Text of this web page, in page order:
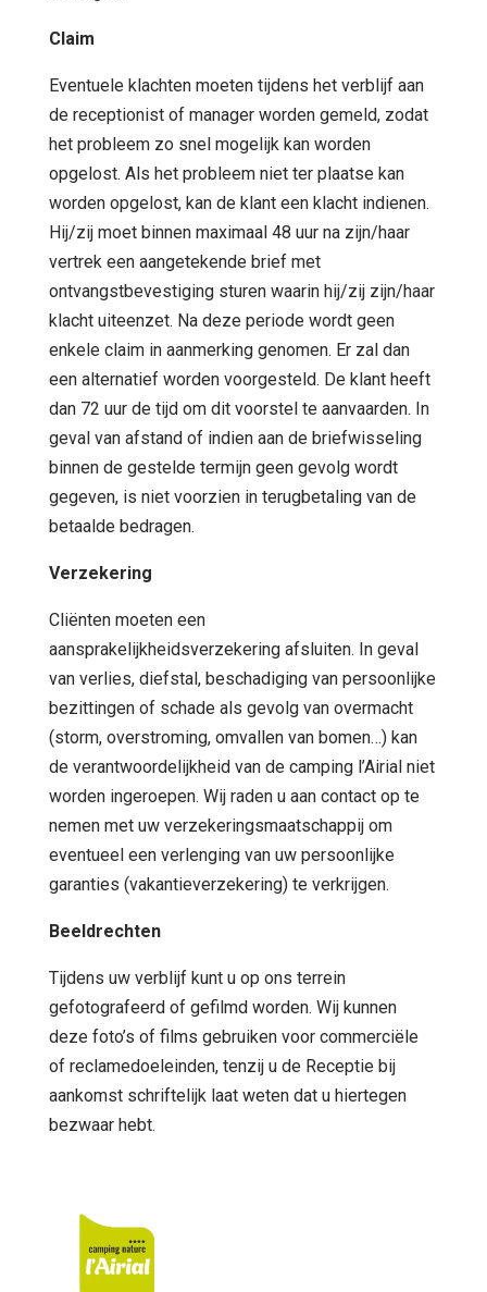
Claim
Eventuele klachten moeten tijdens het verblijf aan
de receptionist of manager worden gemeld, zodat
het probleem zo snel mogelijk kan worden
opgelost. Als het probleem niet ter plaatse kan
worden opgelost, kan de klant een klacht indienen.
Hij/zij moet binnen maximaal 48 uur na zijn/haar
vertrek een aangetekende brief met
ontvangstbevestiging sturen waarin hij/zij zijn/haar
klacht uiteenzet. Na deze periode wordt geen
enkele claim in aanmerking genomen. Er zal dan
een alternatief worden voorgesteld. De klant heeft
dan 72 uur de tijd om dit voorstel te aanvaarden. In
geval van afstand of indien aan de briefwisseling
binnen de gestelde termijn geen gevolg wordt
gegeven, is niet voorzien in terugbetaling van de
betaalde bedragen.
Verzekering
Cliënten moeten een
aansprakelijkheidsverzekering afsluiten. In geval
van verlies, diefstal, beschadiging van persoonlijke
bezittingen of schade als gevolg van overmacht
(storm, overstroming, omvallen van bomen…) kan
de verantwoordelijkheid van de camping l’Airial niet
worden ingeroepen. Wij raden u aan contact op te
nemen met uw verzekeringsmaatschappij om
eventueel een verlenging van uw persoonlijke
garanties (vakantieverzekering) te verkrijgen.
Beeldrechten
Tijdens uw verblijf kunt u op ons terrein
gefotografeerd of gefilmd worden. Wij kunnen
deze foto’s of films gebruiken voor commerciële
of reclamedoeleinden, tenzij u de Receptie bij
aankomst schriftelijk laat weten dat u hiertegen
bezwaar hebt.